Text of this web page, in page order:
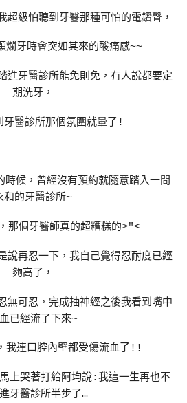
超級怕聽到牙醫那種可怕的電鑽聲，
爛牙時會突如其來的酸痛感~~
進牙醫診所能免則免，有人說都要定
期洗牙，
牙醫診所那個氛圍就暈了!
時候，曾經沒有預約就隨意踏入一間
和的牙醫診所~
那個牙醫師真的超糟糕的>"<
說再忍一下，我自己覺得忍耐度已經
夠高了，
無可忍，完成抽神經之後我看到嘴中
已經流了下來~
我連口腔內壁都受傷流血了!!
上哭著打給阿均說:我這一生再也不
牙醫診所半步了…